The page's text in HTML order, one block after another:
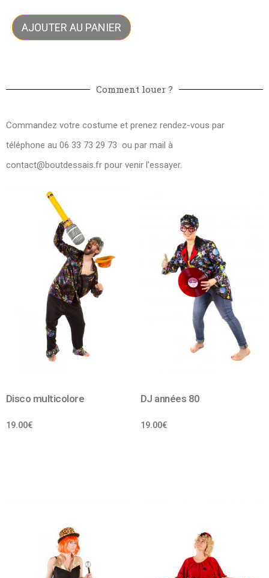
AJOUTER AU PANIER
Comment louer ?
Commandez votre costume et prenez rendez-vous par
téléphone au 06 33 73 29 73 ou par mail à
contact@boutdessais.fr pour venir l’essayer.
Disco multicolore
19.00€
DJ années 80
19.00€